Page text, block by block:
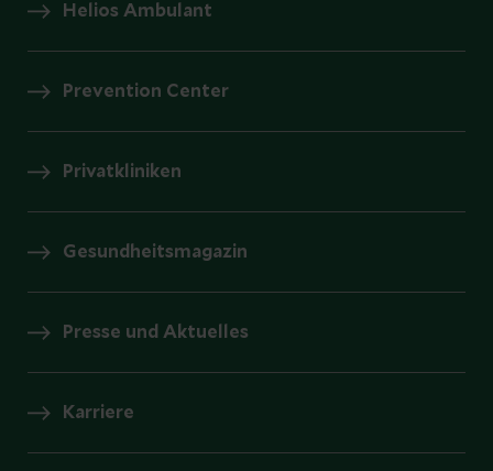
Helios Ambulant
Prevention Center
Privatkliniken
Gesundheitsmagazin
Presse und Aktuelles
Karriere